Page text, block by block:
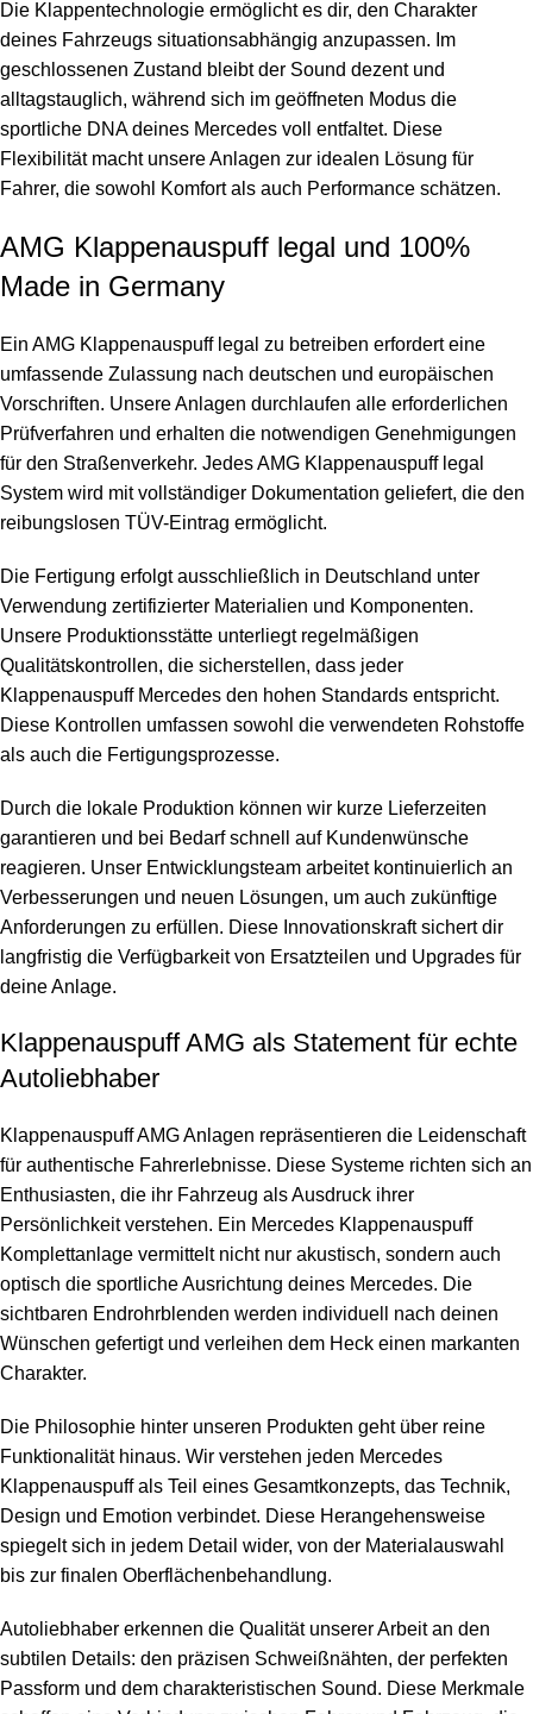
Die Klappentechnologie ermöglicht es dir, den Charakter
deines Fahrzeugs situationsabhängig anzupassen. Im
geschlossenen Zustand bleibt der Sound dezent und
alltagstauglich, während sich im geöffneten Modus die
sportliche DNA deines Mercedes voll entfaltet. Diese
Flexibilität macht unsere Anlagen zur idealen Lösung für
Fahrer, die sowohl Komfort als auch Performance schätzen.
AMG Klappenauspuff legal und 100%
Made in Germany
Ein AMG Klappenauspuff legal zu betreiben erfordert eine
umfassende Zulassung nach deutschen und europäischen
Vorschriften. Unsere Anlagen durchlaufen alle erforderlichen
Prüfverfahren und erhalten die notwendigen Genehmigungen
für den Straßenverkehr. Jedes AMG Klappenauspuff legal
System wird mit vollständiger Dokumentation geliefert, die den
reibungslosen TÜV-Eintrag ermöglicht.
Die Fertigung erfolgt ausschließlich in Deutschland unter
Verwendung zertifizierter Materialien und Komponenten.
Unsere Produktionsstätte unterliegt regelmäßigen
Qualitätskontrollen, die sicherstellen, dass jeder
Klappenauspuff Mercedes den hohen Standards entspricht.
Diese Kontrollen umfassen sowohl die verwendeten Rohstoffe
als auch die Fertigungsprozesse.
Durch die lokale Produktion können wir kurze Lieferzeiten
garantieren und bei Bedarf schnell auf Kundenwünsche
reagieren. Unser Entwicklungsteam arbeitet kontinuierlich an
Verbesserungen und neuen Lösungen, um auch zukünftige
Anforderungen zu erfüllen. Diese Innovationskraft sichert dir
langfristig die Verfügbarkeit von Ersatzteilen und Upgrades für
deine Anlage.
Klappenauspuff AMG als Statement für echte
Autoliebhaber
Klappenauspuff AMG Anlagen repräsentieren die Leidenschaft
für authentische Fahrerlebnisse. Diese Systeme richten sich an
Enthusiasten, die ihr Fahrzeug als Ausdruck ihrer
Persönlichkeit verstehen. Ein Mercedes Klappenauspuff
Komplettanlage vermittelt nicht nur akustisch, sondern auch
optisch die sportliche Ausrichtung deines Mercedes. Die
sichtbaren Endrohrblenden werden individuell nach deinen
Wünschen gefertigt und verleihen dem Heck einen markanten
Charakter.
Die Philosophie hinter unseren Produkten geht über reine
Funktionalität hinaus. Wir verstehen jeden Mercedes
Klappenauspuff als Teil eines Gesamtkonzepts, das Technik,
Design und Emotion verbindet. Diese Herangehensweise
spiegelt sich in jedem Detail wider, von der Materialauswahl
bis zur finalen Oberflächenbehandlung.
Autoliebhaber erkennen die Qualität unserer Arbeit an den
subtilen Details: den präzisen Schweißnähten, der perfekten
Passform und dem charakteristischen Sound. Diese Merkmale